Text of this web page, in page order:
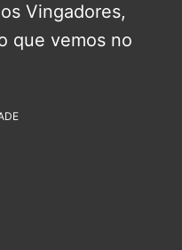
Vingadores,
que vemos no